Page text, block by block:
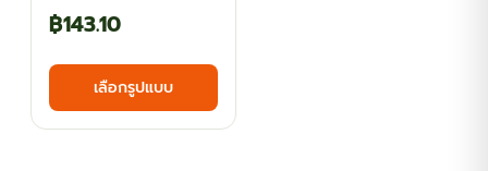
฿143.10Price
range:
฿64.80
through
เลือกรูปแบบ
This
has